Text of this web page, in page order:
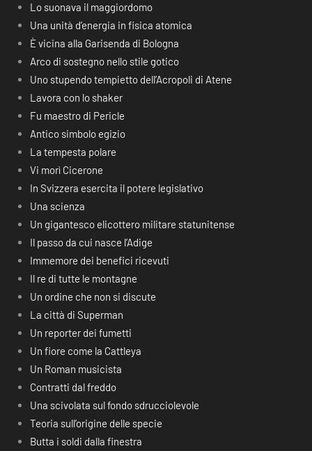
Lo suonava il maggiordomo
Una unità d’energia in fisica atomica
È vicina alla Garisenda di Bologna
Arco di sostegno nello stile gotico
Uno stupendo tempietto dell’Acropoli di Atene
Lavora con lo shaker
Fu maestro di Pericle
Antico simbolo egizio
La tempesta polare
Vi morì Cicerone
In Svizzera esercita il potere legislativo
Una scienza
Un gigantesco elicottero militare statunitense
Il passo da cui nasce l’Adige
Immemore dei benefici ricevuti
Il re di tutte le montagne
Un ordine che non si discute
La città di Superman
Un reporter dei fumetti
Un fiore come la Cattleya
Un Roman musicista
Contratti dal freddo
Una scivolata sul fondo sdrucciolevole
Teoria sull’origine delle specie
Butta i soldi dalla finestra